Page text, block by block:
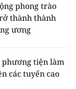
phong trào
thành thành
ương
tiện làm
các tuyến cao